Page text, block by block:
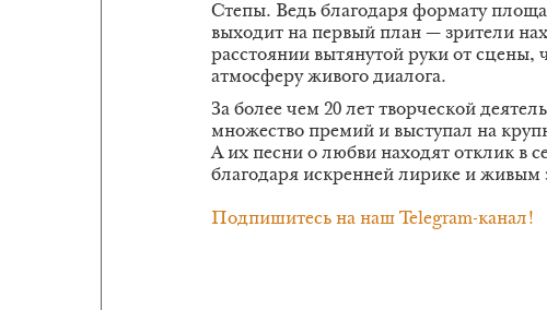
Степы. Ведь благодаря формату
выходит на первый план — зрители
расстоянии вытянутой руки от сцены,
атмосферу живого диалога.
За более чем 20 лет творческой
множество премий и выступал на
А их песни о любви находят отклик в
благодаря искренней лирике и
Подпишитесь на наш Telegram-канал!